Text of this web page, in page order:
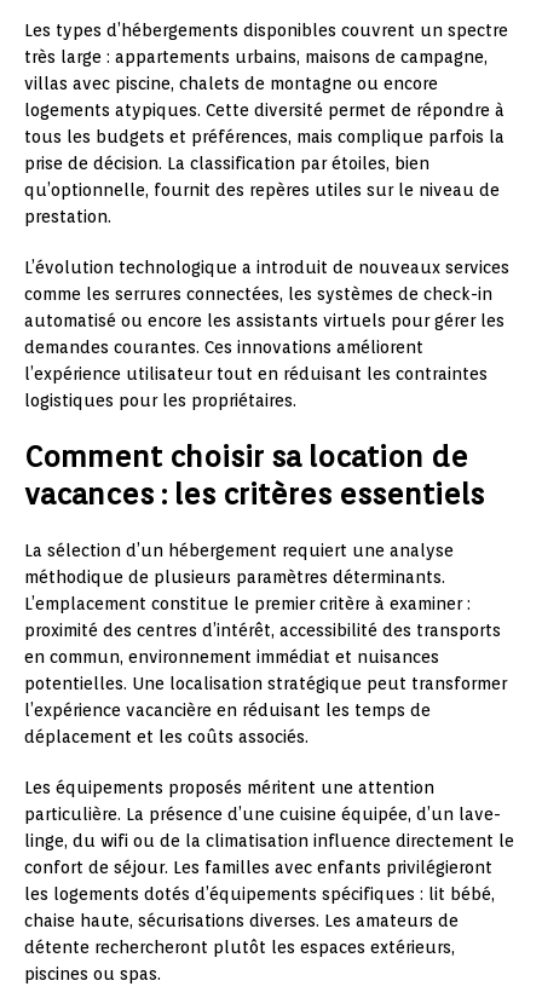
Les types d’hébergements disponibles couvrent un spectre
très large : appartements urbains, maisons de campagne,
villas avec piscine, chalets de montagne ou encore
logements atypiques. Cette diversité permet de répondre à
tous les budgets et préférences, mais complique parfois la
prise de décision. La classification par étoiles, bien
qu’optionnelle, fournit des repères utiles sur le niveau de
prestation.
L’évolution technologique a introduit de nouveaux services
comme les serrures connectées, les systèmes de check-in
automatisé ou encore les assistants virtuels pour gérer les
demandes courantes. Ces innovations améliorent
l’expérience utilisateur tout en réduisant les contraintes
logistiques pour les propriétaires.
Comment choisir sa location de
vacances : les critères essentiels
La sélection d’un hébergement requiert une analyse
méthodique de plusieurs paramètres déterminants.
L’emplacement constitue le premier critère à examiner :
proximité des centres d’intérêt, accessibilité des transports
en commun, environnement immédiat et nuisances
potentielles. Une localisation stratégique peut transformer
l’expérience vacancière en réduisant les temps de
déplacement et les coûts associés.
Les équipements proposés méritent une attention
particulière. La présence d’une cuisine équipée, d’un lave-
linge, du wifi ou de la climatisation influence directement le
confort de séjour. Les familles avec enfants privilégieront
les logements dotés d’équipements spécifiques : lit bébé,
chaise haute, sécurisations diverses. Les amateurs de
détente rechercheront plutôt les espaces extérieurs,
piscines ou spas.